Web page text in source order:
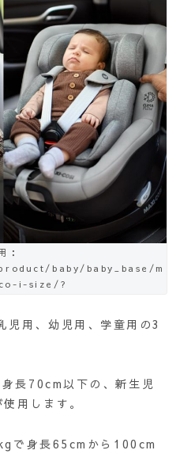
：
baby/baby_base/m
i-size/?
児用、幼児用、学童用の3
長70cm以下の、新生児
用します。
で身長65cmから100cm